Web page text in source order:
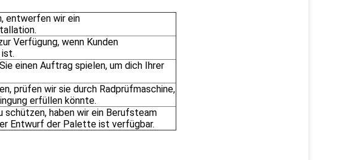
entwerfen wir ein
Verfügung, wenn Kunden
ist.
einen Auftrag spielen, um dich Ihrer
prüfen wir sie durch Radprüfmaschine,
erfüllen könnte.
haben wir ein Berufsteam
Entwurf der Palette ist verfügbar.